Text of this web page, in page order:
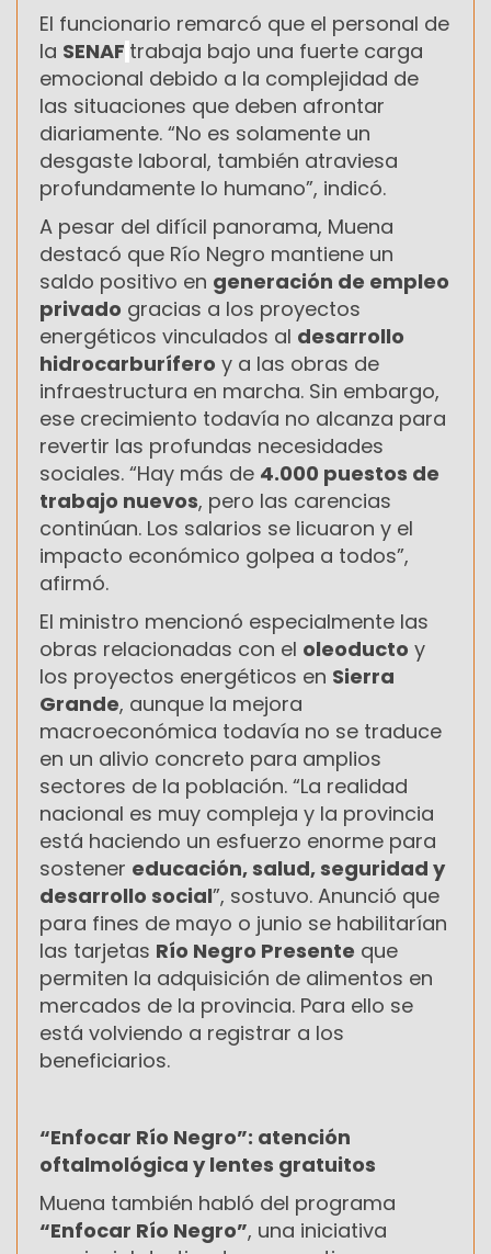
El funcionario remarcó que el personal de
la SENAF trabaja bajo una fuerte carga
emocional debido a la complejidad de
las situaciones que deben afrontar
diariamente. “No es solamente un
desgaste laboral, también atraviesa
profundamente lo humano”, indicó.
A pesar del difícil panorama, Muena
destacó que Río Negro mantiene un
saldo positivo en generación de empleo
privado gracias a los proyectos
energéticos vinculados al desarrollo
hidrocarburífero y a las obras de
infraestructura en marcha. Sin embargo,
ese crecimiento todavía no alcanza para
revertir las profundas necesidades
sociales. “Hay más de 4.000 puestos de
trabajo nuevos, pero las carencias
continúan. Los salarios se licuaron y el
impacto económico golpea a todos”,
afirmó.
El ministro mencionó especialmente las
obras relacionadas con el oleoducto y
los proyectos energéticos en Sierra
Grande, aunque la mejora
macroeconómica todavía no se traduce
en un alivio concreto para amplios
sectores de la población. “La realidad
nacional es muy compleja y la provincia
está haciendo un esfuerzo enorme para
sostener educación, salud, seguridad y
desarrollo social”, sostuvo. Anunció que
para fines de mayo o junio se habilitarían
las tarjetas Río Negro Presente que
permiten la adquisición de alimentos en
mercados de la provincia. Para ello se
está volviendo a registrar a los
beneficiarios.
“Enfocar Río Negro”: atención
oftalmológica y lentes gratuitos
Muena también habló del programa
“Enfocar Río Negro”, una iniciativa